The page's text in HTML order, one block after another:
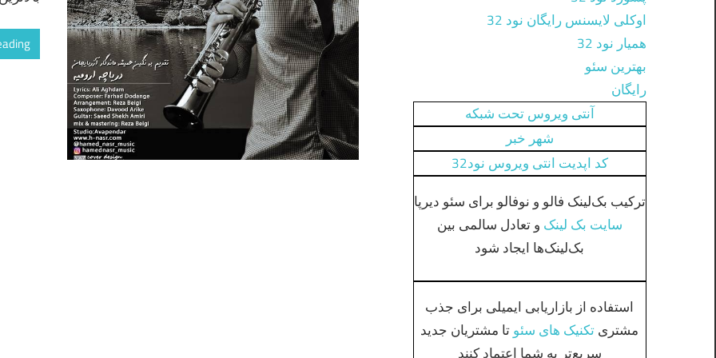
اوکلی لایسنس رایگان نود 32
همیار نود 32
بهترین سئو
رایگان
آنتی ویروس تحت شبکه
شهر خبر
کد اپدیت انتی ویروس نود32
ترکیب بک‌لینک فالو و نوفالو برای سئو دیرپا
سایت بک لینک و تعادل سالمی بین
بک‌لینک‌ها ایجاد شود
استفاده از بازاریابی ایمیلی برای جذب
مشتریتکنیک های سئوتا مشتریان جدید
سریع‌تر به شما اعتماد کنند